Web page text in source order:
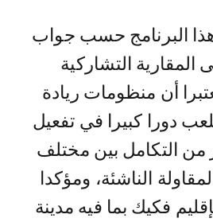
البرنامج حسب جواب
المقارية التشاركية
أن منظومات ريادة
دورا كبيرا في تفعيل
من التكامل بين مختلف
الناشئة، ومؤكدا
فكيك بما فيه مدينة